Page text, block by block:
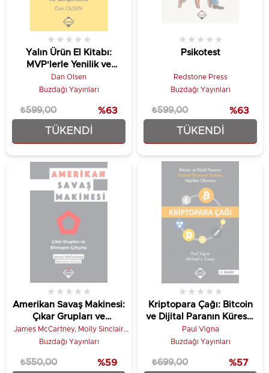
TÜKENDI
Yalın Ürün El Kitabı:
MVP'lerle Yenilik ve
Girişimcilik
★ ★ ★ ★ ★
Dan Olsen
Buzdağı Yayınları
₺224,25
₺599,00 %63
TÜKENDI
Psikotest
★ ★ ★ ★ ★
Redstone Press
Buzdağı Yayınları
₺224,25
₺599,00 %63
Amerikan Savaş Makinesi:
Çıkar Grupları ve
Bitmeyen Çatışma
★ ★ ★ ★ ★
James McCartney, Molly Sinclair
McCartney
Buzdağı Yayınları
₺550,00 %59
Kriptopara Çağı: Bitcoin
ve Dijital Paranın Küresel
Ekonomik Sisteme
Meydan Okuması
★ ★ ★ ★ ★
Paul Vigna
Buzdağı Yayınları
₺699,00 %57